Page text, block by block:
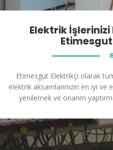
Elektrik İşlerinizi
Etimesgut Elektrikçi olarak
elektrik aksamlarınızın en iyi
yenilemek ve onarım